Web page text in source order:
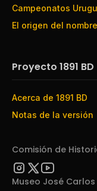
Campeonatos
El origen del
Proyecto 1891 BD
Acerca de 1891 BD
Notas de la versión
Comisión de
Museo José